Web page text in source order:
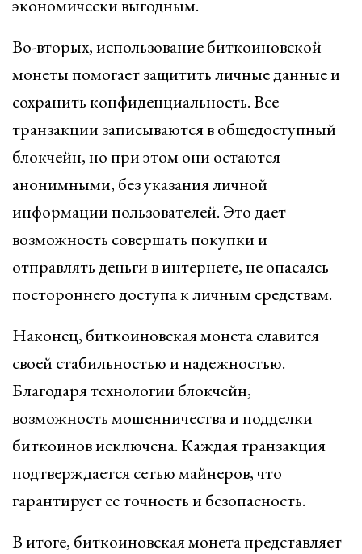
экономически выгодным.
Во-вторых, использование биткоиновской
монеты помогает защитить личные данные и
сохранить конфиденциальность. Все
транзакции записываются в общедоступный
блокчейн, но при этом они остаются
анонимными, без указания личной
информации пользователей. Это дает
возможность совершать покупки и
отправлять деньги в интернете, не опасаясь
постороннего доступа к личным средствам.
Наконец, биткоиновская монета славится
своей стабильностью и надежностью.
Благодаря технологии блокчейн,
возможность мошенничества и подделки
биткоинов исключена. Каждая транзакция
подтверждается сетью майнеров, что
гарантирует ее точность и безопасность.
В итоге, биткоиновская монета представляет